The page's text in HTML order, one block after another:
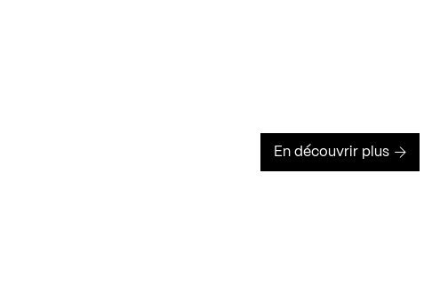
En découvrir plus